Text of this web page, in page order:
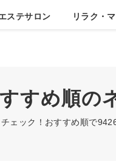
ステサロン リラク・
すめ順の
ェック！おすすめ順で